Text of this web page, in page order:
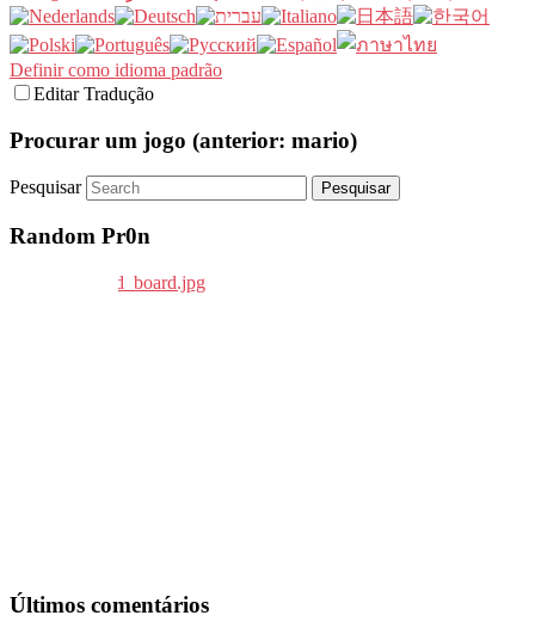
Definir como idioma padrão
Editar Tradução
Procurar um jogo (anterior: mario)
Pesquisar
Random Pr0n
Últimos comentários